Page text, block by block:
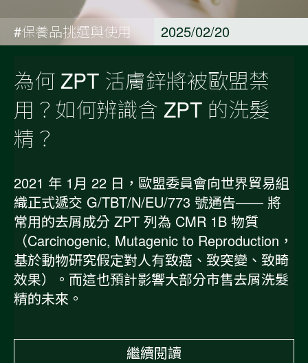
#保養品挑選與使用 2025/02/20
為何 ZPT 活膚鋅將被歐盟禁
用？如何辨識含 ZPT 的洗髮
精？
2021 年 1月 22 日，歐盟委員會向世界貿易組
織正式遞交 G/TBT/N/EU/773 號通告—— 將
常用的去屑成分 ZPT 列為 CMR 1B 物質
（Carcinogenic, Mutagenic to Reproduction，
基於動物研究假定對人有致癌、致突變、致畸
效果）。而這也預計影響大部分市售去屑洗髮
精的未來。
繼續閱讀